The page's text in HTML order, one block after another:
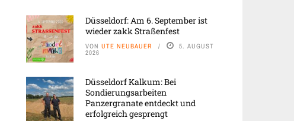
Düsseldorf: Am 6. September ist
wieder zakk Straßenfest
VON UTE NEUBAUER 5. AUGUST
2026
Düsseldorf Kalkum: Bei
Sondierungsarbeiten
Panzergranate entdeckt und
erfolgreich gesprengt